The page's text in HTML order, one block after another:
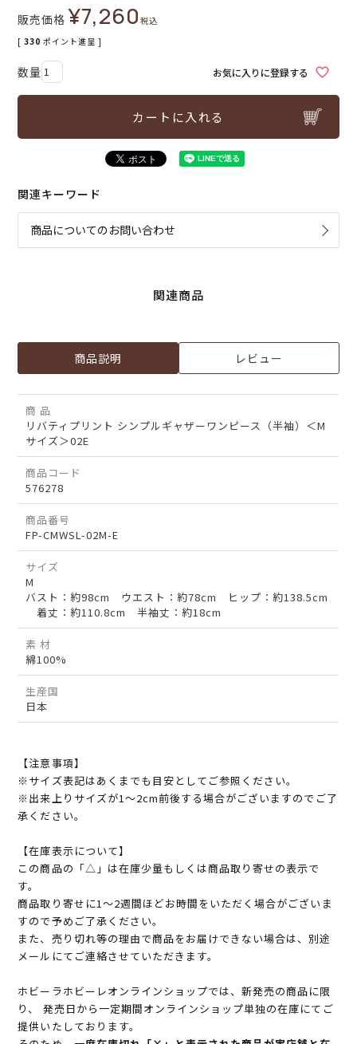
販売価格 ¥7,260税込
[ 330 ポイント進呈 ]
お気に入りに登録する
カートに入れる
関連キーワード
商品についてのお問い合わせ
関連商品
商品説明 レビュー
商 品
リバティプリント シンプルギャザーワンピース（半袖）＜M
サイズ＞02E
商品コード
576278
商品番号
FP-CMWSL-02M-E
サイズ
M
バスト：約98cm ウエスト：約78cm ヒップ：約138.5cm
着丈：約110.8cm 半袖丈：約18cm
素 材
綿100%
生産国
日本
【注意事項】
※サイズ表記はあくまでも目安としてご参照ください。
※出来上りサイズが1～2cm前後する場合がございますのでご了
承ください。
【在庫表示について】
この商品の「△」は在庫少量もしくは商品取り寄せの表示で
す。
商品取り寄せに1～2週間ほどお時間をいただく場合がございま
すので予めご了承ください。
また、売り切れ等の理由で商品をお届けできない場合は、別途
メールにてご連絡させていただきます。
ホビーラホビーレオンラインショップでは、新発売の商品に限
り、 発売日から一定期間オンラインショップ単独の在庫にてご
提供いたしております。